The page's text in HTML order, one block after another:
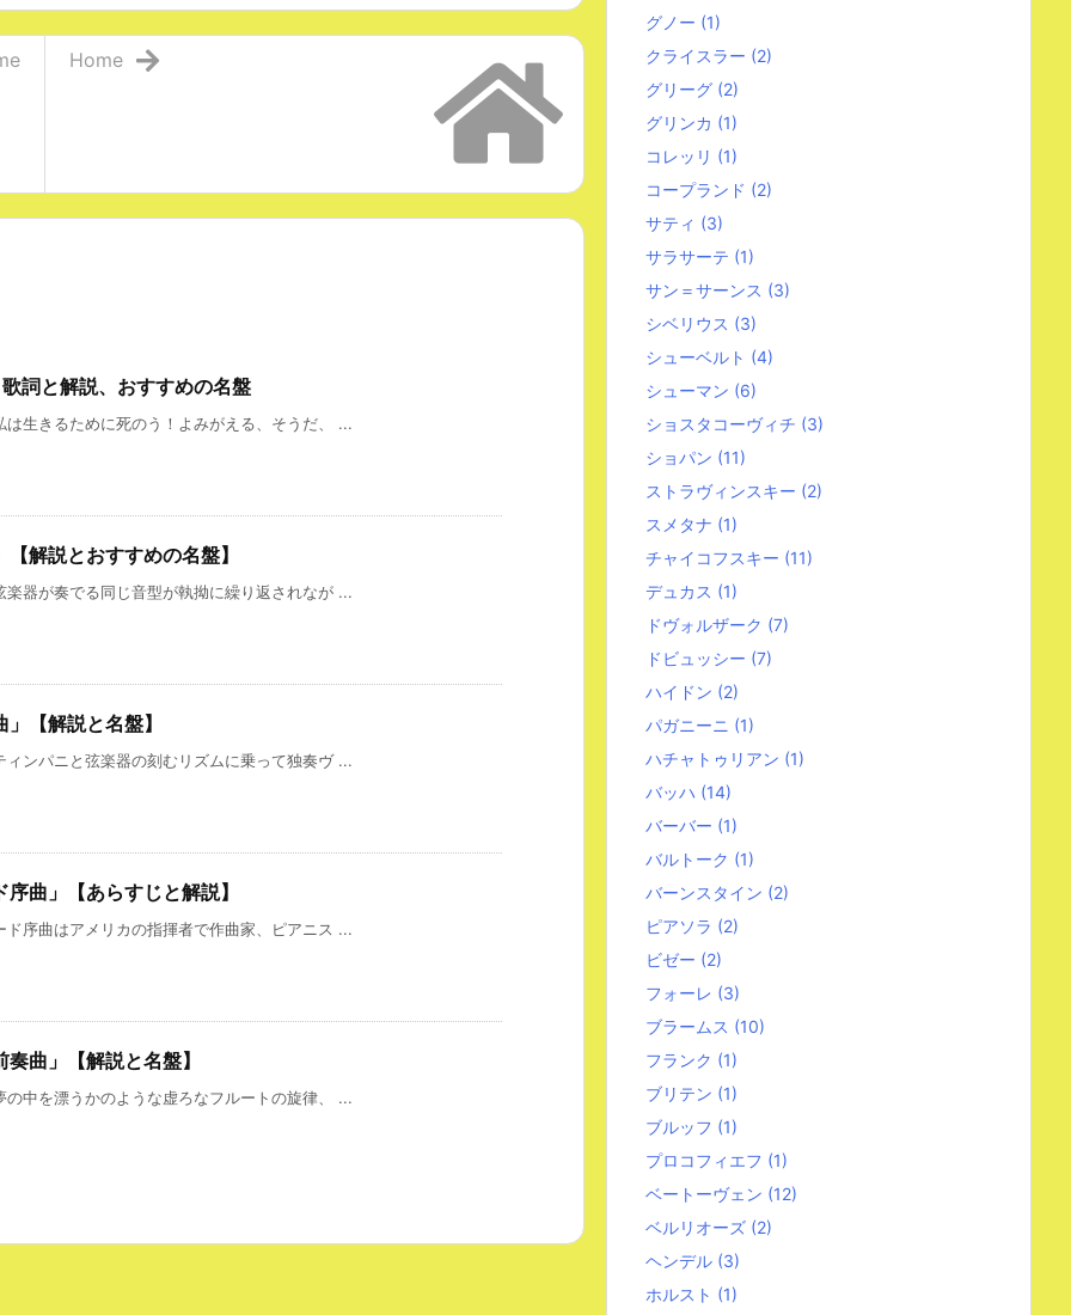
Home
詞と解説、おすすめの名盤
生きるために死のう！よみがえる、そうだ、 ...
解説とおすすめの名盤】
器が奏でる同じ音型が執拗に繰り返されなが ...
【解説と名盤】
ンパニと弦楽器の刻むリズムに乗って独奏ヴ ...
曲」【あらすじと解説】
ド序曲はアメリカの指揮者で作曲家、ピアニス ...
曲」【解説と名盤】
中を漂うかのような虚ろなフルートの旋律、 ...
グノー (1)
クライスラー (2)
グリーグ (2)
グリンカ (1)
コレッリ (1)
コープランド (2)
サティ (3)
サラサーテ (1)
サン＝サーンス (3)
シベリウス (3)
シューベルト (4)
シューマン (6)
ショスタコーヴィチ (3)
ショパン (11)
ストラヴィンスキー (2)
スメタナ (1)
チャイコフスキー (11)
デュカス (1)
ドヴォルザーク (7)
ドビュッシー (7)
ハイドン (2)
パガニーニ (1)
ハチャトゥリアン (1)
バッハ (14)
バーバー (1)
バルトーク (1)
バーンスタイン (2)
ピアソラ (2)
ビゼー (2)
フォーレ (3)
ブラームス (10)
フランク (1)
ブリテン (1)
ブルッフ (1)
プロコフィエフ (1)
ベートーヴェン (12)
ベルリオーズ (2)
ヘンデル (3)
ホルスト (1)